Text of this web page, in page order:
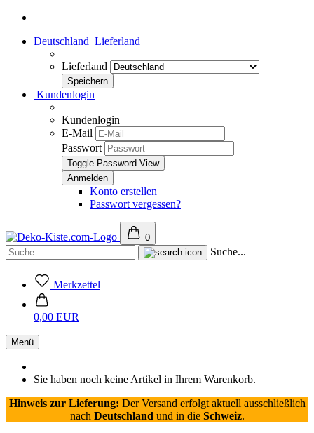
Deutschland Lieferland
Lieferland
Kundenlogin
Kundenlogin
E-Mail
Passwort
Toggle Password View
Konto erstellen
Passwort vergessen?
0
Suche...
Merkzettel
0,00 EUR
Menü
Sie haben noch keine Artikel in Ihrem Warenkorb.
Hinweis zur Lieferung: Der Versand erfolgt aktuell ausschließlich
nach Deutschland und in die Schweiz.